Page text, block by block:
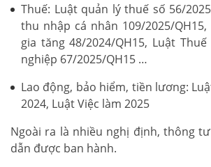
Thuế: Luật quản lý thuế số 56/
thu nhập cá nhân 109/2025/
gia tăng 48/2024/QH15, Luật
nghiệp 67/2025/QH15 …
Lao động, bảo hiểm, tiền lương:
2024, Luật Việc làm 2025
Ngoài ra là nhiều nghị định, thông
dẫn được ban hành.